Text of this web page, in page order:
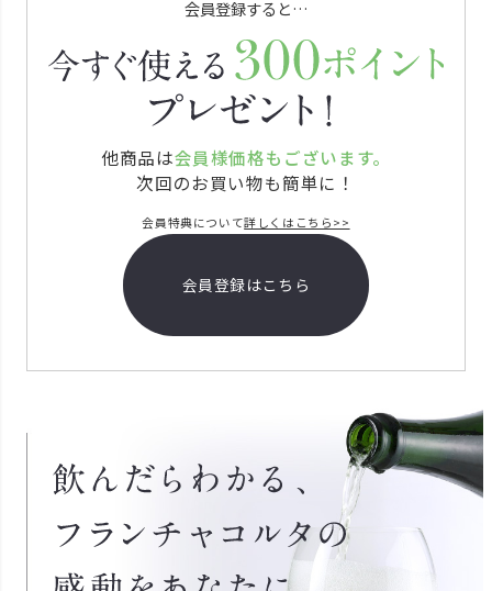
会員登録すると…
他商品は会員様価格もございます。
次回のお買い物も簡単に！
会員特典について詳しくはこちら>>
会員登録はこちら